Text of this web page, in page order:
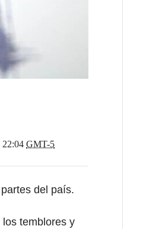
22:04 GMT-5
del país.
temblores y